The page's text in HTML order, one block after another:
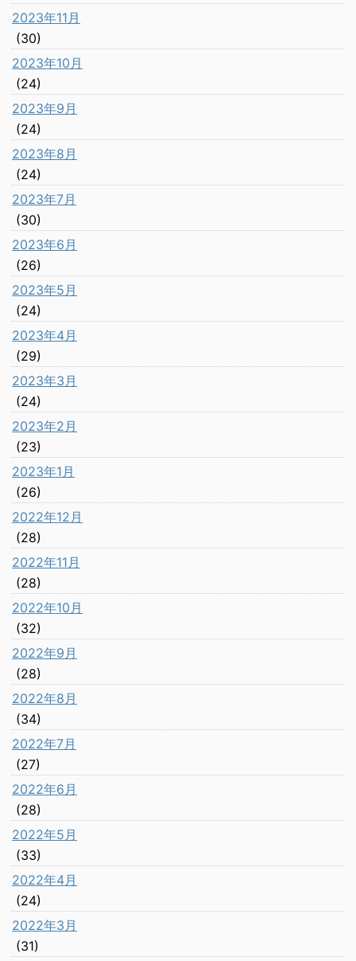
2023年11月
(30)
2023年10月
(24)
2023年9月
(24)
2023年8月
(24)
2023年7月
(30)
2023年6月
(26)
2023年5月
(24)
2023年4月
(29)
2023年3月
(24)
2023年2月
(23)
2023年1月
(26)
2022年12月
(28)
2022年11月
(28)
2022年10月
(32)
2022年9月
(28)
2022年8月
(34)
2022年7月
(27)
2022年6月
(28)
2022年5月
(33)
2022年4月
(24)
2022年3月
(31)